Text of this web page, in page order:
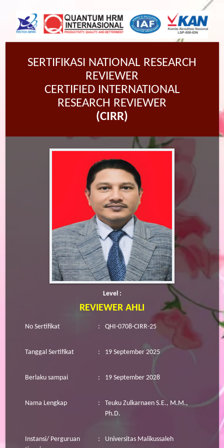
SERTIFIKASI NATIONAL RESEARCH
REVIEWER
CERTIFIED INTERNATIONAL
RESEARCH REVIEWER
(CIRR)
Level :
REVIEWER AHLI
No Sertifikat : QHI-0708-CIRR-25
Tanggal Sertifikat : 19 September 2025
Berlaku sampai : 19 September 2028
Nama Lengkap :
Teuku Zulkarnaen S.E., M.M.,
Ph.D.
Instansi/ Perguruan
: Universitas Malikussaleh